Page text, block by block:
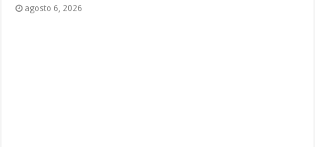
agosto 6, 2026